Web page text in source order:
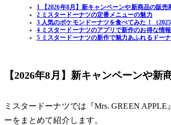
1 【2026年8月】新キャンペーンや新商品の販売
2 ミスタードーナツの定番メニューの魅力
3 人気のポケモンドーナツを食べてみた！（
4 ミスタードーナツのアプリで新作のお得な情
5 ミスタードーナツの新作で魅力あふれるドーナ
【2026年8月】新キャンペーンや
ミスタードーナツでは『Mrs. GREEN
ーをまとめて紹介します。